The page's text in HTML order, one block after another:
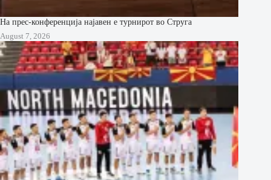
На прес-конференција најавен е турнирот во Струга
August 7, 2026